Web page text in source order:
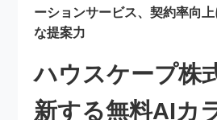
ーションサービス、契約率向
な提案力
ハウスケープ株
新する無料AIカ